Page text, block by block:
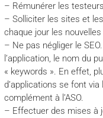
– Rémunérer les
– Solliciter les sites et
chaque jour les
– Ne pas négliger le
l’application, le nom du
« keywords ». En effet,
d’applications se font
complément à l’ASO.
– Effectuer des mises à